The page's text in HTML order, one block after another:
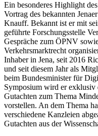
Ein besonderes Highlight
Vortrag des bekannten
Knauff. Bekannt ist er mit
geführte Forschungsstelle
Gespräche zum ÖPNV
Verkehrsmarktrecht
Inhaber in Jena, seit 2016
und seit diesem Jahr als
beim Bundesminister für
Symposium wird er exklusiv
Gutachten zum Thema
vorstellen. An dem Thema
verschiedene Kanzleien
Gutachten aus der